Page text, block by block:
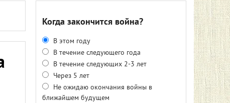
Когда закончится война?
В этом году
В течение следующего года
В течение следующих 2-3 лет
Через 5 лет
Не ожидаю окончания войны в
ближайшем будущем